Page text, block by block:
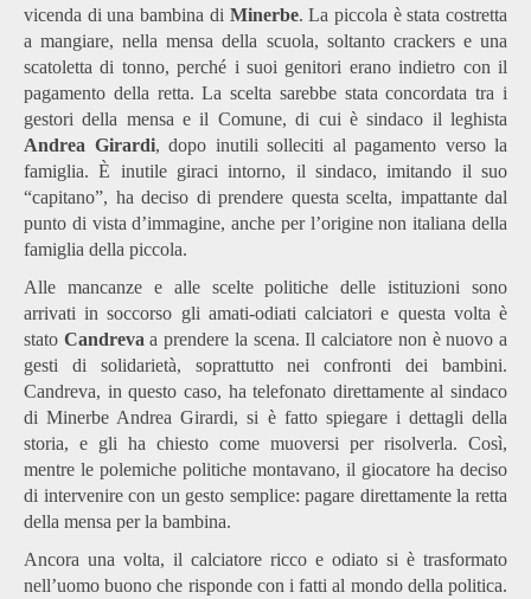
vicenda di una bambina di Minerbe. La piccola è stata costretta
a mangiare, nella mensa della scuola, soltanto crackers e una
scatoletta di tonno, perché i suoi genitori erano indietro con il
pagamento della retta. La scelta sarebbe stata concordata tra i
gestori della mensa e il Comune, di cui è sindaco il leghista
Andrea Girardi, dopo inutili solleciti al pagamento verso la
famiglia. È inutile giraci intorno, il sindaco, imitando il suo
“capitano”, ha deciso di prendere questa scelta, impattante dal
punto di vista d’immagine, anche per l’origine non italiana della
famiglia della piccola.
Alle mancanze e alle scelte politiche delle istituzioni sono
arrivati in soccorso gli amati-odiati calciatori e questa volta è
stato Candreva a prendere la scena. Il calciatore non è nuovo a
gesti di solidarietà, soprattutto nei confronti dei bambini.
Candreva, in questo caso, ha telefonato direttamente al sindaco
di Minerbe Andrea Girardi, si è fatto spiegare i dettagli della
storia, e gli ha chiesto come muoversi per risolverla. Così,
mentre le polemiche politiche montavano, il giocatore ha deciso
di intervenire con un gesto semplice: pagare direttamente la retta
della mensa per la bambina.
Ancora una volta, il calciatore ricco e odiato si è trasformato
nell’uomo buono che risponde con i fatti al mondo della politica.